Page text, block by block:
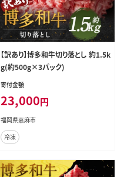
【訳あり】博多和牛切り落とし 約1.5k
g(約500g×3パック)
寄付金額
23,000円
福岡県嘉麻市
冷凍